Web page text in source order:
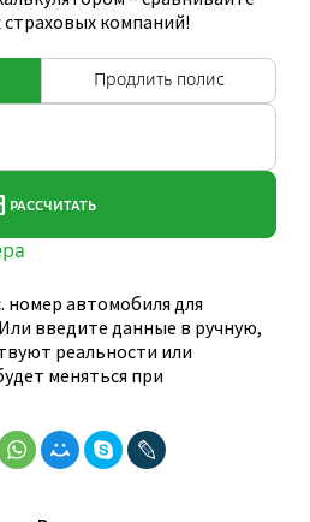
компаний!
номер автомобиля для
введите данные в ручную,
реальности или
меняться при